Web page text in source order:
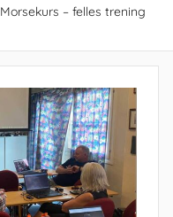
Morsekurs – felles trening